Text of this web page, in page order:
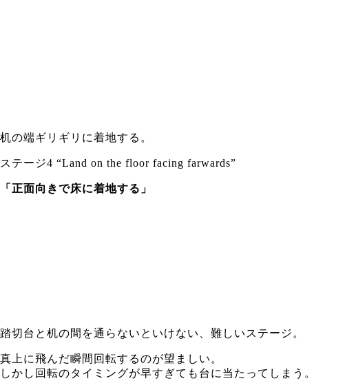
机の端ギリギリに着地する。
ステージ4 “Land on the floor facing farwards”
「正面向きで床に着地する」
踏切台と机の間を通らないといけない、難しいステージ。
真上に飛んだ瞬間回転するのが望ましい。
しかし回転のタイミングが早すぎても台に当たってしまう。